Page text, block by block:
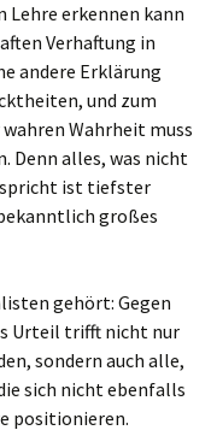
Lehre erkennen kann
Verhaftung in
andere Erklärung
und zum
Wahrheit muss
Denn alles, was nicht
ist tiefster
großes
gehört: Gegen
Urteil trifft nicht nur
sondern auch alle,
sich nicht ebenfalls
positionieren.